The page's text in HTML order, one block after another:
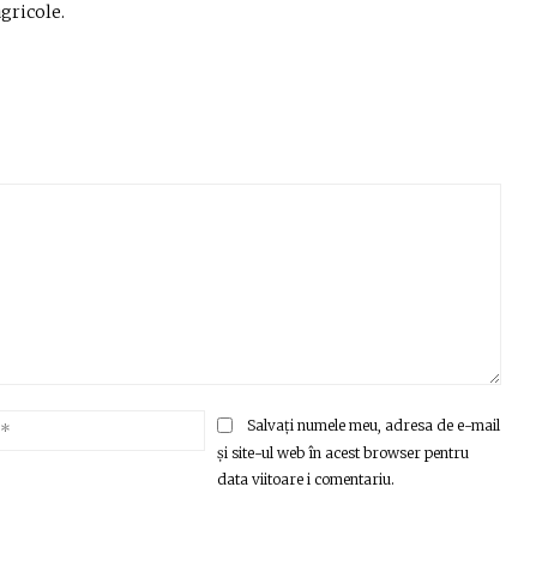
Email:*Salvați numele meu, adresa de e-mail
și site-ul web în acest browser pentru
data viitoare i comentariu.